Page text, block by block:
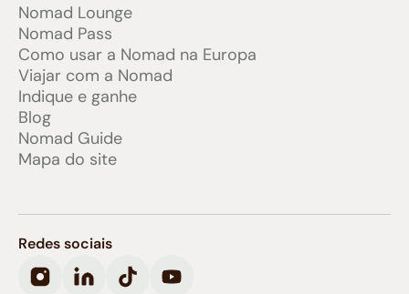
Nomad Lounge
Nomad Pass
Como usar a Nomad na Europa
Viajar com a Nomad
Indique e ganhe
Blog
Nomad Guide
Mapa do site
Redes sociais